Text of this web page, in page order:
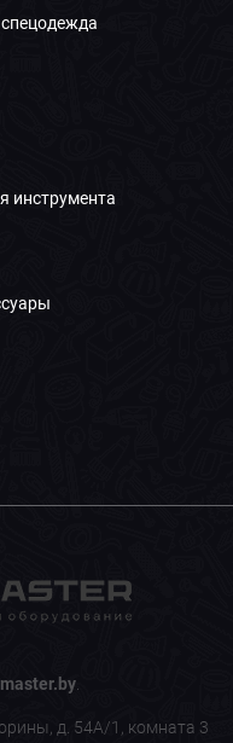
инструмента
.
д. 54А/1, комната 3